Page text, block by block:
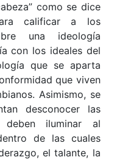
como se dice
calificar a los
una ideología
con los ideales del
que se aparta
que viven
Asimismo, se
desconocer las
deben iluminar al
de las cuales
el talante, la